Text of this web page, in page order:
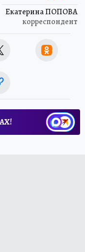
Екатерина ПОПОВА
корреспондент